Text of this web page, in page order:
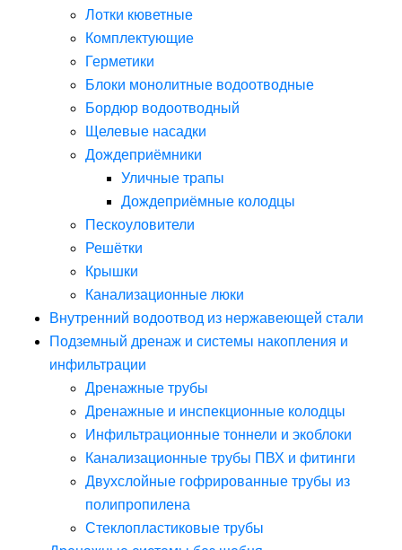
Лотки кюветные
Комплектующие
Герметики
Блоки монолитные водоотводные
Бордюр водоотводный
Щелевые насадки
Дождеприёмники
Уличные трапы
Дождеприёмные колодцы
Пескоуловители
Решётки
Крышки
Канализационные люки
Внутренний водоотвод из нержавеющей стали
Подземный дренаж и системы накопления и
инфильтрации
Дренажные трубы
Дренажные и инспекционные колодцы
Инфильтрационные тоннели и экоблоки
Канализационные трубы ПВХ и фитинги
Двухслойные гофрированные трубы из
полипропилена
Стеклопластиковые трубы